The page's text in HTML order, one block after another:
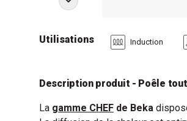
Utilisations Induction
Description produit - Poêle tout
La gamme CHEF de Beka